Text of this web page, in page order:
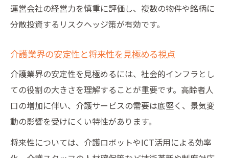
運営会社の経営力を慎重に評価し、複数の物件や銘柄に
分散投資するリスクヘッジ策が有効です。
介護業界の安定性と将来性を見極める視点
介護業界の安定性を見極めるには、社会的インフラとし
ての役割の大きさを理解することが重要です。高齢者人
口の増加に伴い、介護サービスの需要は底堅く、景気変
動の影響を受けにくい特性があります。
将来性については、介護ロボットやICT活用による効率